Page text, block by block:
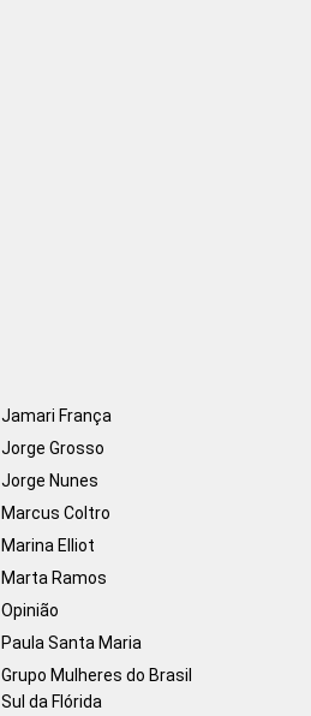
Jamari França
Jorge Grosso
Jorge Nunes
Marcus Coltro
Marina Elliot
Marta Ramos
Opinião
Paula Santa Maria
Grupo Mulheres do Brasil
Sul da Flórida